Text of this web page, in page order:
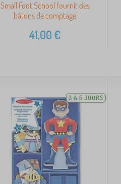
Small Foot School fournit des
bâtons de comptage
41,00€
3 À 5 JOURS